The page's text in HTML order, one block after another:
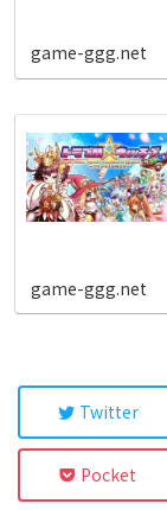
game-ggg.net
game-ggg.net
Twitter
Pocket